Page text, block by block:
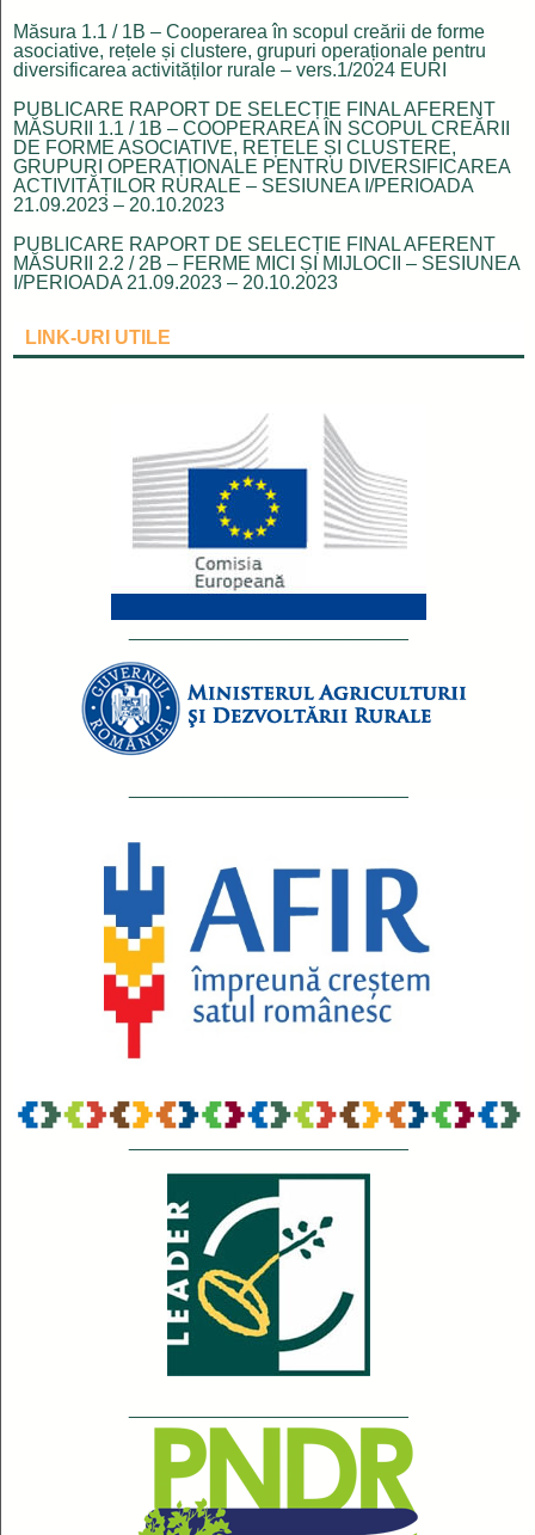
Măsura 1.1 / 1B – Cooperarea în scopul creării de forme
asociative, rețele și clustere, grupuri operaționale pentru
diversificarea activităților rurale – vers.1/2024 EURI
PUBLICARE RAPORT DE SELECȚIE FINAL AFERENT
MĂSURII 1.1 / 1B – COOPERAREA ÎN SCOPUL CREĂRII
DE FORME ASOCIATIVE, REȚELE ȘI CLUSTERE,
GRUPURI OPERAȚIONALE PENTRU DIVERSIFICAREA
ACTIVITĂȚILOR RURALE – SESIUNEA I/PERIOADA
21.09.2023 – 20.10.2023
PUBLICARE RAPORT DE SELECȚIE FINAL AFERENT
MĂSURII 2.2 / 2B – FERME MICI ȘI MIJLOCII – SESIUNEA
I/PERIOADA 21.09.2023 – 20.10.2023
LINK-URI UTILE